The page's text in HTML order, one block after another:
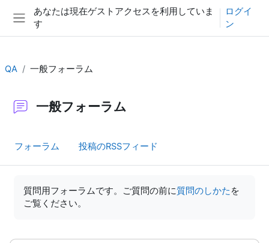
メインコンテンツへスキップする
サイドパネル
あなたは現在ゲストアクセスを利用していま
す
ログイ
ン
QA 一般フォーラム
一般フォーラム
フォーラム 投稿のRSSフィード
質問用フォーラムです。ご質問の前に質問のしかた を
ご覧ください。